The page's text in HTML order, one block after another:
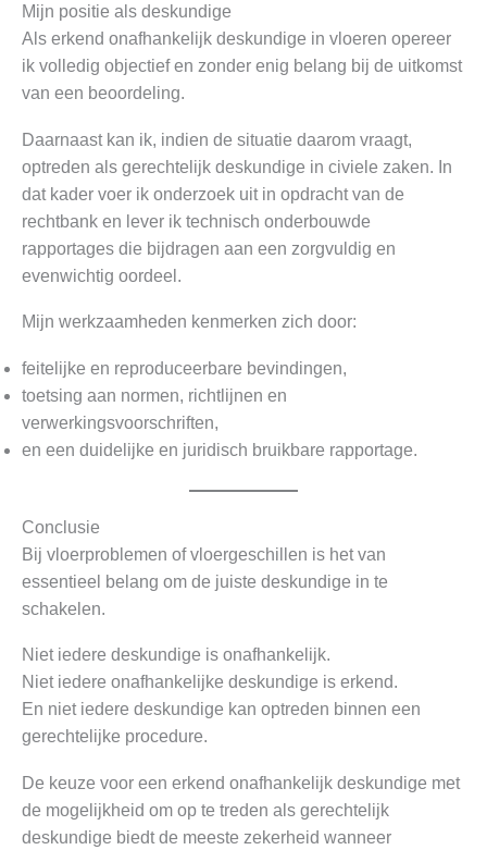
Mijn positie als deskundige
Als erkend onafhankelijk deskundige in vloeren opereer
ik volledig objectief en zonder enig belang bij de uitkomst
van een beoordeling.
Daarnaast kan ik, indien de situatie daarom vraagt,
optreden als gerechtelijk deskundige in civiele zaken. In
dat kader voer ik onderzoek uit in opdracht van de
rechtbank en lever ik technisch onderbouwde
rapportages die bijdragen aan een zorgvuldig en
evenwichtig oordeel.
Mijn werkzaamheden kenmerken zich door:
feitelijke en reproduceerbare bevindingen,
toetsing aan normen, richtlijnen en
verwerkingsvoorschriften,
en een duidelijke en juridisch bruikbare rapportage.
Conclusie
Bij vloerproblemen of vloergeschillen is het van
essentieel belang om de juiste deskundige in te
schakelen.
Niet iedere deskundige is onafhankelijk.
Niet iedere onafhankelijke deskundige is erkend.
En niet iedere deskundige kan optreden binnen een
gerechtelijke procedure.
De keuze voor een erkend onafhankelijk deskundige met
de mogelijkheid om op te treden als gerechtelijk
deskundige biedt de meeste zekerheid wanneer